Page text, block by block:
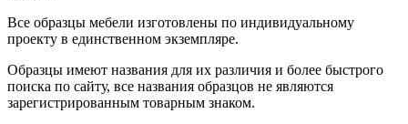
Все образцы мебели изготовлены по индивидуальному
проекту в единственном экземпляре.
Образцы имеют названия для их различия и более быстрого
поиска по сайту, все названия образцов не являются
зарегистрированным товарным знаком.